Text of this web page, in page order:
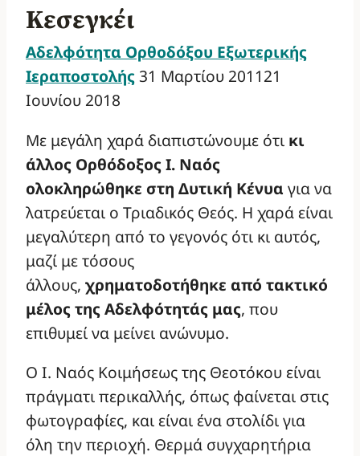
Κεσεγκέι
Αδελφότητα Ορθοδόξου Εξωτερικής
Ιεραποστολής 31 Μαρτίου 201121
Ιουνίου 2018
Με μεγάλη χαρά διαπιστώνουμε ότι κι
άλλος Ορθόδοξος Ι. Ναός
ολοκληρώθηκε στη Δυτική Κένυα για να
λατρεύεται ο Τριαδικός Θεός. Η χαρά είναι
μεγαλύτερη από το γεγονός ότι κι αυτός,
μαζί με τόσους
άλλους, χρηματοδοτήθηκε από τακτικό
μέλος της Αδελφότητάς μας, που
επιθυμεί να μείνει ανώνυμο.
Ο Ι. Ναός Κοιμήσεως της Θεοτόκου είναι
πράγματι περικαλλής, όπως φαίνεται στις
φωτογραφίες, και είναι ένα στολίδι για
όλη την περιοχή. Θερμά συγχαρητήρια